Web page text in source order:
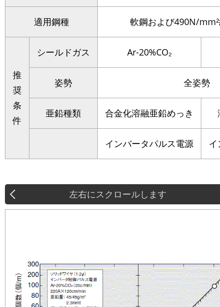
適用鋼種 軟鋼および490N/
推
奨
条
件
シールドガス Ar-20%CO₂
姿勢 全姿勢
亜鉛種類 合金化溶融亜鉛めっき
インバータパルス電源